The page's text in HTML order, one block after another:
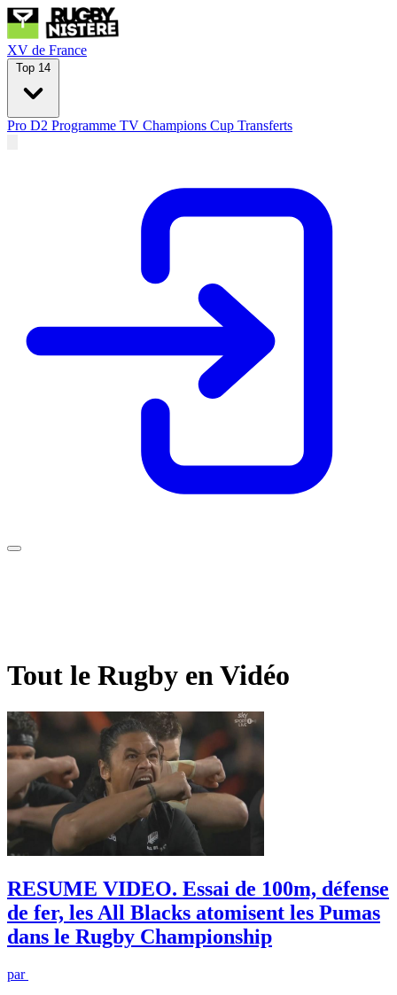
XV de France
Top 14
Pro D2 Programme TV Champions Cup Transferts
Tout le Rugby en Vidéo
RESUME VIDEO. Essai de 100m, défense
de fer, les All Blacks atomisent les Pumas
dans le Rugby Championship
par